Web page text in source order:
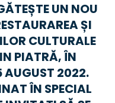
UN NOU
ȘI
CULTURALE
PIATRĂ, ÎN
AUGUST 2022.
ÎN SPECIAL